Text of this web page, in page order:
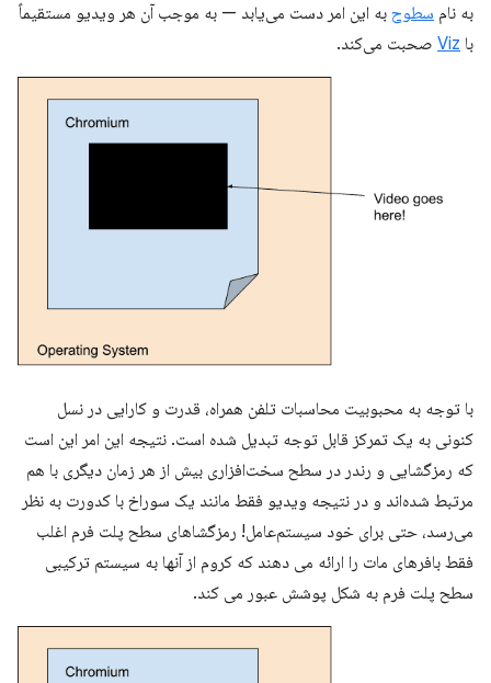
به نام سطوح به این امر دست می‌یابد — به موجب آن هر ویدیو مستقیماً
با Viz صحبت می‌کند.
با توجه به محبوبیت محاسبات تلفن همراه، قدرت و کارایی در نسل
کنونی به یک تمرکز قابل توجه تبدیل شده است. نتیجه این امر این است
که رمزگشایی و رندر در سطح سخت‌افزاری بیش از هر زمان دیگری با هم
مرتبط شده‌اند و در نتیجه ویدیو فقط مانند یک سوراخ با کدورت به نظر
می‌رسد، حتی برای خود سیستم‌عامل! رمزگشاهای سطح پلت فرم اغلب
فقط بافرهای مات را ارائه می دهند که کروم از آنها به سیستم ترکیبی
سطح پلت فرم به شکل پوشش عبور می کند.